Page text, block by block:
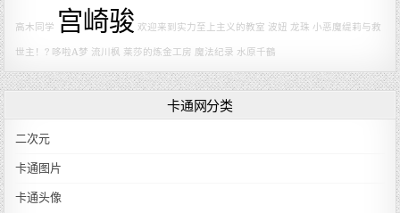
高木同学 宫崎骏 欢迎来到实力至上主义的教室 波妞 龙珠 小恶魔缇莉与救
世主！? 哆啦A梦 流川枫 莱莎的炼金工房 魔法纪录 水原千鶴
卡通网分类
二次元
卡通图片
卡通头像